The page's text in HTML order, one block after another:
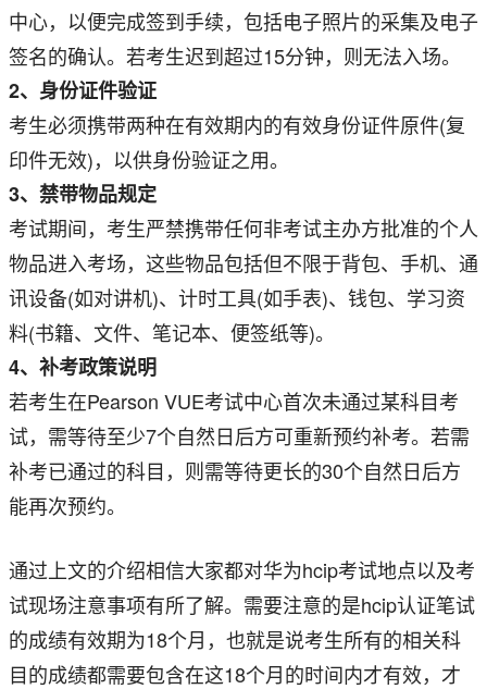
中心，以便完成签到手续，包括电子照片的采集及电子
签名的确认。若考生迟到超过15分钟，则无法入场。
2、身份证件验证
考生必须携带两种在有效期内的有效身份证件原件(复
印件无效)，以供身份验证之用。
3、禁带物品规定
考试期间，考生严禁携带任何非考试主办方批准的个人
物品进入考场，这些物品包括但不限于背包、手机、通
讯设备(如对讲机)、计时工具(如手表)、钱包、学习资
料(书籍、文件、笔记本、便签纸等)。
4、补考政策说明
若考生在Pearson VUE考试中心首次未通过某科目考
试，需等待至少7个自然日后方可重新预约补考。若需
补考已通过的科目，则需等待更长的30个自然日后方
能再次预约。
通过上文的介绍相信大家都对华为hcip考试地点以及考
试现场注意事项有所了解。需要注意的是hcip认证笔试
的成绩有效期为18个月，也就是说考生所有的相关科
目的成绩都需要包含在这18个月的时间内才有效，才